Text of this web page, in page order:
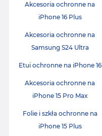
Akcesoria ochronne na
iPhone 16 Plus
Akcesoria ochronne na
Samsung S24 Ultra
Etui ochronne na iPhone 16
Akcesoria ochronne na
iPhone 15 Pro Max
Folie i szkła ochronne na
iPhone 15 Plus